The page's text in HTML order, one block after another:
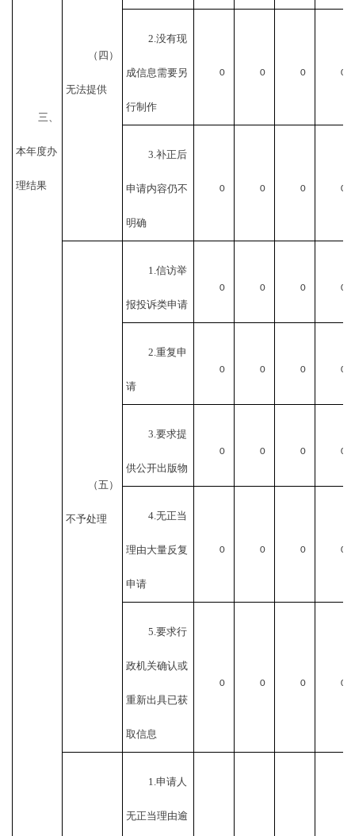
三、
本年度办
理结果
（四）
无法提供
2.没有现
成信息需要另
行制作
0 0 0 0
3.补正后
申请内容仍不
明确
0 0 0 0
（五）
不予处理
1.信访举
报投诉类申请
0 0 0 0
2.重复申
请
0 0 0 0
3.要求提
供公开出版物
0 0 0 0
4.无正当
理由大量反复
申请
0 0 0 0
5.要求行
政机关确认或
重新出具已获
取信息
0 0 0 0
1.申请人
无正当理由逾